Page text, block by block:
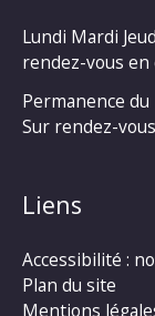
Lundi Mardi
rendez-vous
Permanence du
Sur rendez-vous
Liens
Accessibilité :
Plan du site
Mentions